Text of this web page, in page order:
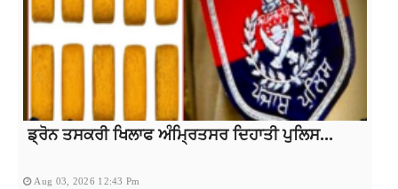
ਡ੍ਰੋਨ ਤਸਕਰੀ ਖਿਲਾਫ ਅੰਮ੍ਰਿਤਸਰ ਦਿਹਾਤੀ ਪੁਲਿਸ...
Aug 03, 2026 12:43 Pm